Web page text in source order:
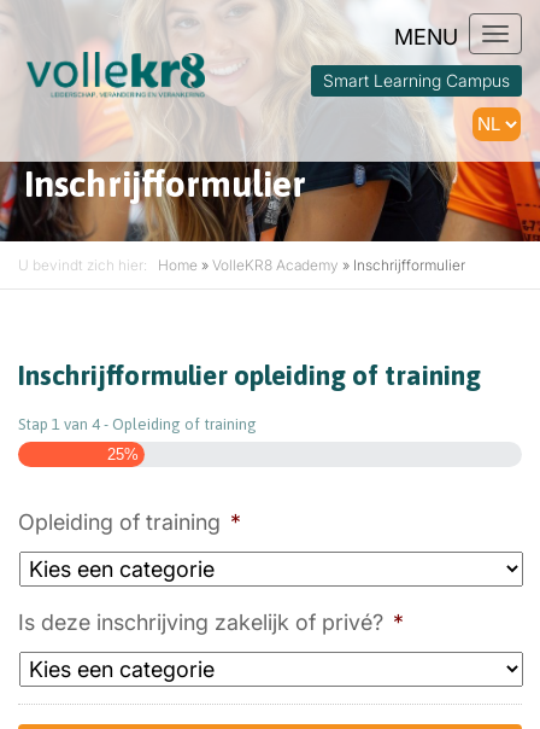
Smart Learning Campus
Inschrijfformulier
U bevindt zich hier: Home » VolleKR8 Academy » Inschrijfformulier
Inschrijfformulier opleiding of training
Stap 1 van 4 - Opleiding of training
25%
Opleiding of training *
Is deze inschrijving zakelijk of privé? *